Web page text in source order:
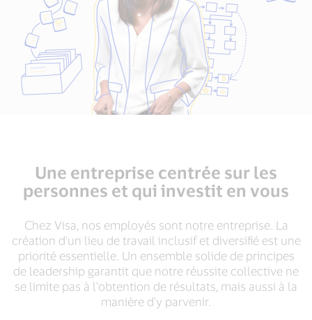
Une entreprise centrée sur les
personnes et qui investit en vous
Chez Visa, nos employés sont notre entreprise. La
création d'un lieu de travail inclusif et diversifié est une
priorité essentielle. Un ensemble solide de principes
de leadership garantit que notre réussite collective ne
se limite pas à l'obtention de résultats, mais aussi à la
manière d'y parvenir.